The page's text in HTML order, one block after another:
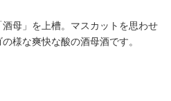
母」を上槽。マスカットを思わせ
様な爽快な酸の酒母酒です。